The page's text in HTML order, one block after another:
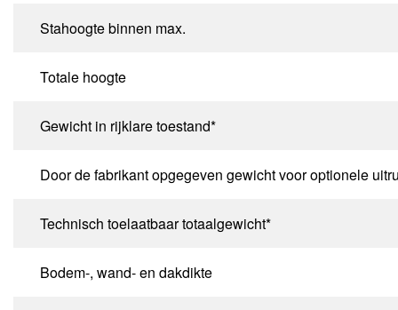
Stahoogte binnen max.
Totale hoogte
Gewicht in rijklare toestand*
Door de fabrikant opgegeven gewicht voor optionele
Technisch toelaatbaar totaalgewicht*
Bodem-, wand- en dakdikte